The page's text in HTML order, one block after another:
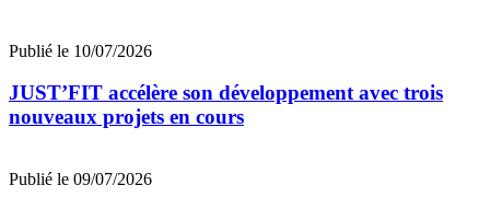
Publié le 10/07/2026
JUST’FIT accélère son développement avec trois
nouveaux projets en cours
Publié le 09/07/2026